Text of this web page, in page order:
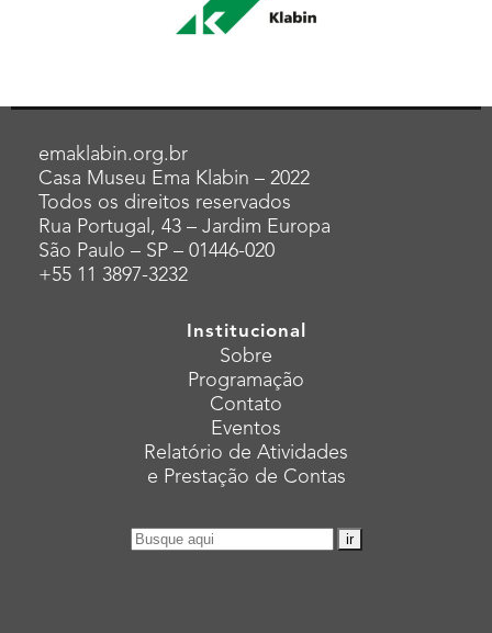
emaklabin.org.br
Casa Museu Ema Klabin – 2022
Todos os direitos reservados
Rua Portugal, 43 – Jardim Europa
São Paulo – SP – 01446-020
+55 11 3897-3232
Institucional
Sobre
Programação
Contato
Eventos
Relatório de Atividades
e Prestação de Contas